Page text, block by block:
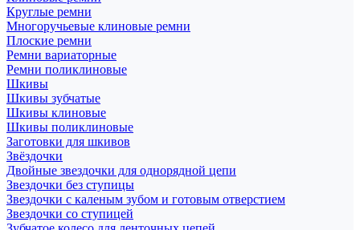
Круглые ремни
Многоручьевые клиновые ремни
Плоские ремни
Ремни вариаторные
Ремни поликлиновые
Шкивы
Шкивы зубчатые
Шкивы клиновые
Шкивы поликлиновые
Заготовки для шкивов
Звёздочки
Двойные звездочки для однорядной цепи
Звездочки без ступицы
Звездочки с каленым зубом и готовым отверстием
Звездочки со ступицей